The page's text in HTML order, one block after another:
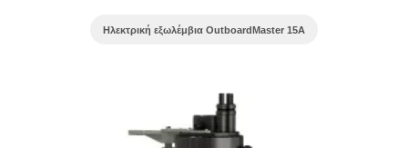
Ηλεκτρική εξωλέμβια OutboardMaster 15A